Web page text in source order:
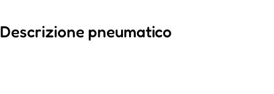
Descrizione pneumatico